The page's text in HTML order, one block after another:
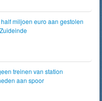
miljoen euro aan gestolen
treinen van station
aan spoor